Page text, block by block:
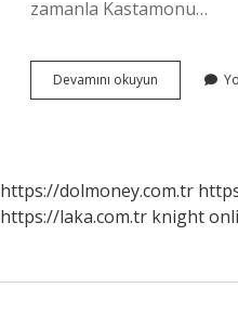
zamanla Kastamonu…
Devamını okuyun
Hangi
https://dolmoney.com.tr
https://laka.com.tr knight